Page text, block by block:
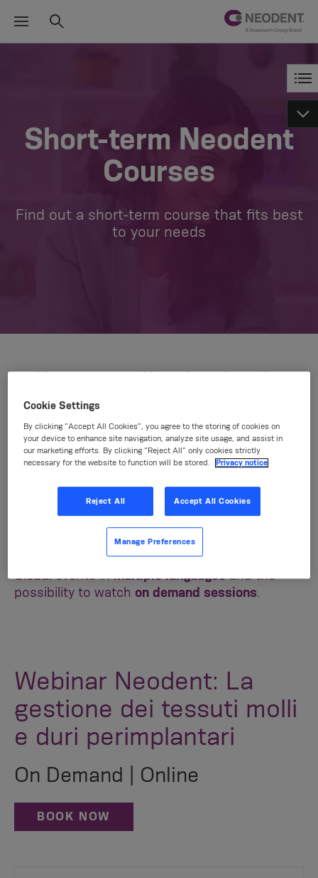
Short-term Neodent
Courses
Find out a short-term course that fits best
to your needs​
latest Implantology trends
through worldwide accessible
contents.
Choose the option that suits you better
online courses, live webinarsorlive in-
person events/meetings
Global events inmultiple languagesand the
possibility to watch on demand sessions.
Webinar Neodent: La
gestione dei tessuti molli
e duri perimplantari
On Demand | Online
BOOK NOW
Cookie Settings
By clicking “Accept All Cookies”, you agree to the storing of cookies on
your device to enhance site navigation, analyze site usage, and assist in
our marketing efforts. By clicking “Reject All” only cookies strictly
necessary for the website to function will be stored.
Privacy notice
Reject All Accept All Cookies
Manage Preferences